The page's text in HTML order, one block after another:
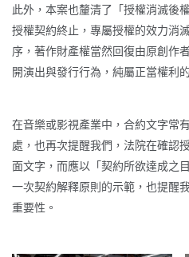
此外，本案也釐清了「授權消滅後
授權契約終止，專屬授權的效力消
序，著作財產權當然回復由原創作
開演出與發行行為，純屬正當權利
在音樂或影視產業中，合約文字常
處，也再次提醒我們，法院在確認
面文字，而應以「契約所欲達成之
一次契約解釋原則的示範，也提醒
重要性。